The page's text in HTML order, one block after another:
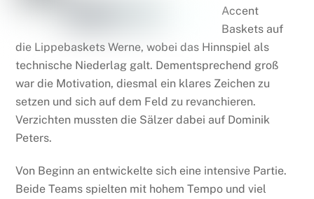
Accent
Baskets auf
die Lippebaskets Werne, wobei das Hinnspiel als
technische Niederlag galt. Dementsprechend groß
war die Motivation, diesmal ein klares Zeichen zu
setzen und sich auf dem Feld zu revanchieren.
Verzichten mussten die Sälzer dabei auf Dominik
Peters.
Von Beginn an entwickelte sich eine intensive Partie.
Beide Teams spielten mit hohem Tempo und viel